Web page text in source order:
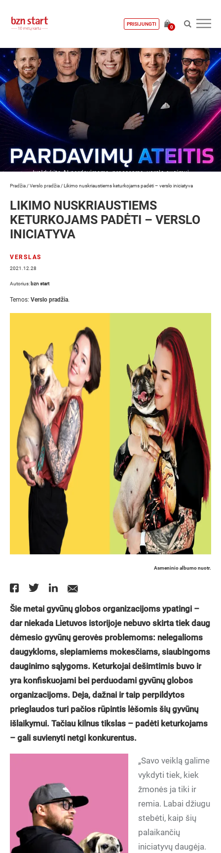
PRISIJUNGTI
0
Pradžia /Verslo pradžia /Likimo nuskriaustiems keturkojams padėti – verslo iniciatyva
LIKIMO NUSKRIAUSTIEMS
KETURKOJAMS PADĖTI – VERSLO
INICIATYVA
VERSLAS
2021.12.28
Autorius: bzn start
Temos: Verslo pradžia.
Asmeninio albumo nuotr.
Šie metai gyvūnų globos organizacijoms ypatingi –
dar niekada Lietuvos istorijoje nebuvo skirta tiek daug
dėmesio gyvūnų gerovės problemoms: nelegalioms
daugykloms, slepiamiems mokesčiams, siaubingoms
dauginimo sąlygoms. Keturkojai dešimtimis buvo ir
yra konfiskuojami bei perduodami gyvūnų globos
organizacijoms. Deja, dažnai ir taip perpildytos
prieglaudos turi pačios rūpintis lėšomis šių gyvūnų
išlaikymui. Tačiau kilnus tikslas – padėti keturkojams
– gali suvienyti netgi konkurentus.
„Savo veiklą galime
vykdyti tiek, kiek
žmonės ja tiki ir
remia. Labai džiugu
stebėti, kaip šių
palaikančių
iniciatyvų daugėja.